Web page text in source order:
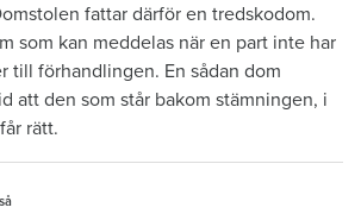
fattar därför en tredskodom.
som kan meddelas när en part inte har
till förhandlingen. En sådan dom
att den som står bakom stämningen, i
rätt.